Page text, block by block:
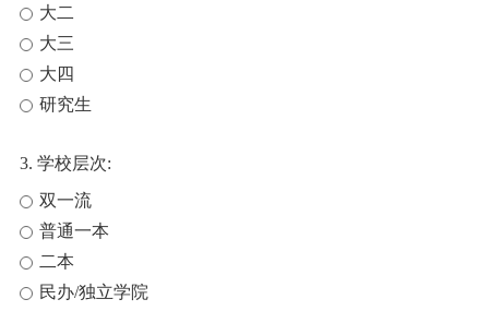
大二
大三
大四
研究生
3. 学校层次:
双一流
普通一本
二本
民办/独立学院